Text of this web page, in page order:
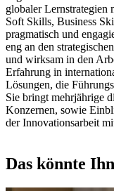
globaler
Soft Skills, Business
pragmatisch und
eng an den
und wirksam in den
Erfahrung in
Lösungen, die
Sie bringt mehrjährige
Konzernen, sowie
der Innovationsarbeit
Das könnte